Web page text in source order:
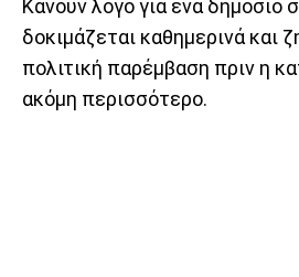
Κάνουν λόγο για ένα δημόσιο
δοκιμάζεται καθημερινά και
πολιτική παρέμβαση πριν η
ακόμη περισσότερο.